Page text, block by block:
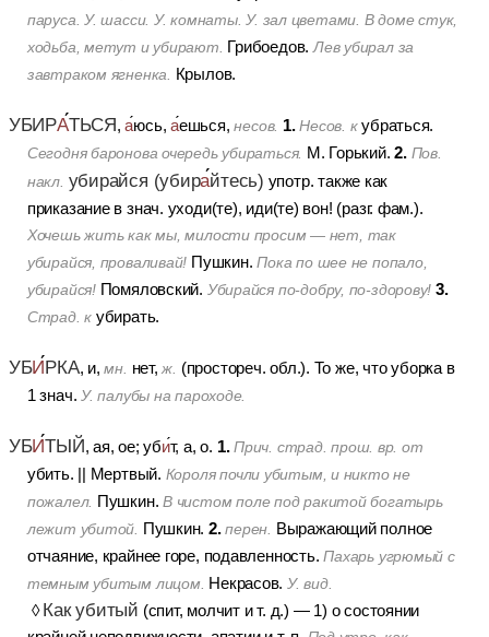
паруса. У. шасси. У. комнаты. У. зал цветами. В доме стук,
ходьба, метут и убирают.
Грибоедов. Лев убирал за
завтраком ягненка.
Крылов.
УБИРАТЬСЯ,аюсь,аешься,несов. 1. Несов. кубраться.
Сегодня баронова очередь убираться. М. Горький. 2. Пов.
накл. убирайся (убирайтесь) употр. также как
приказание в знач. уходи(те), иди(те) вон! (разг. фам.).
Хочешь жить как мы, милости просим — нет, так
убирайся, проваливай! Пушкин.Пока по шее не попало,
убирайся!Помяловский. Убирайся по-добру, по-здорову! 3.
Страд. к убирать.
УБИРКА, и,мн. нет,ж. (простореч. обл.). То же, что уборка в
1 знач. У. палубы на пароходе.
УБИТЫЙ, ая, ое; убит, а, о. 1. Прич. страд. прош. вр. от
убить. Мертвый. Короля почли убитым, и никто не
пожалел. Пушкин.В чистом поле под ракитой богатырь
лежит убитой.
Пушкин. 2. перен.
Выражающий полное
отчаяние, крайнее горе, подавленность. Пахарь угрюмый с
темным убитым лицом. Некрасов.У. вид.
◊Как убитый (спит, молчит и т. д.) — 1) о состоянии